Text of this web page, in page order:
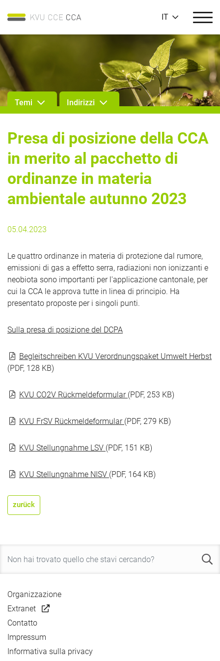
IT
Temi Indirizzi
Presa di posizione della CCA
in merito al pacchetto di
ordinanze in materia
ambientale autunno 2023
05.04.2023
Le quattro ordinanze in materia di protezione dal rumore,
emissioni di gas a effetto serra, radiazioni non ionizzanti e
neobiota sono importanti per l'applicazione cantonale, per
cui la CCA le approva tutte in linea di principio. Ha
presentato proposte per i singoli punti.
Sulla presa di posizione del DCPA
Begleitschreiben KVU Verordnungspaket Umwelt Herbst
(PDF, 128 KB)
KVU CO2V Rückmeldeformular (PDF, 253 KB)
KVU FrSV Rückmeldeformular (PDF, 279 KB)
KVU Stellungnahme LSV (PDF, 151 KB)
KVU Stellungnahme NISV (PDF, 164 KB)
zurück
Organizzazione
Extranet
Contatto
Impressum
Informativa sulla privacy